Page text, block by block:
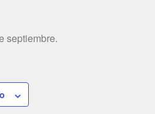
septiembre.